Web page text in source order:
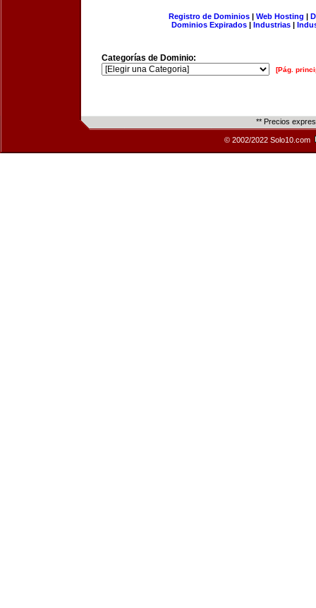
Registro de Dominios| Web Hosting |
Dominios Expirados | Industrias |
Categorías de Dominio:
[Pág.
** Precios
© 2002/2022 Solo10.com